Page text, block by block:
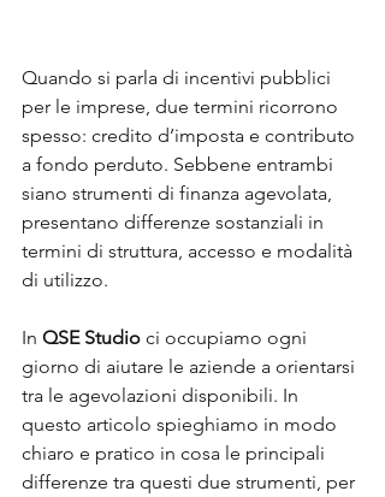
Quando si parla di incentivi pubblici
per le imprese, due termini ricorrono
spesso: credito d’imposta e contributo
a fondo perduto. Sebbene entrambi
siano strumenti di finanza agevolata,
presentano differenze sostanziali in
termini di struttura, accesso e modalità
di utilizzo.
In QSE Studio ci occupiamo ogni
giorno di aiutare le aziende a orientarsi
tra le agevolazioni disponibili. In
questo articolo spieghiamo in modo
chiaro e pratico in cosa le principali
differenze tra questi due strumenti, per